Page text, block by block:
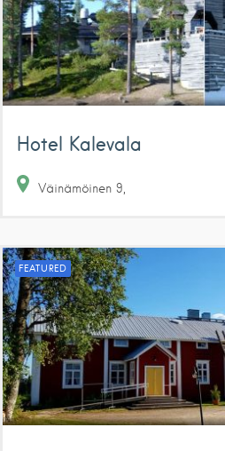
Hotel Kalevala
Väinämöinen 9
FEATURED